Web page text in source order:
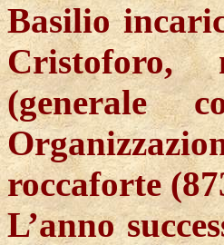
Basilio
Cristoforo,
(generale
roccaforte
L’anno